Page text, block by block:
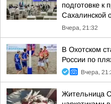
подготовке к
Сахалинской
Вчера, 21:32
В Охотском
России по
Вчера,
Жительница